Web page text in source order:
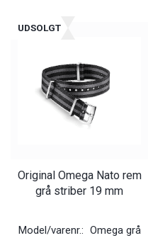
UDSOLGT
Original Omega Nato rem
grå striber 19 mm
Model/varenr.: Omega grå